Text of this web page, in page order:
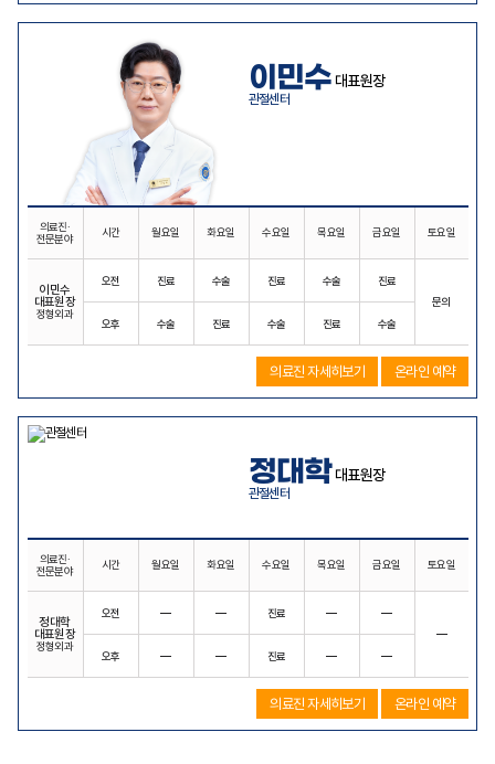
이민수 대표원장
관절센터
의료진·
전문분야
시간 월요일 화요일 수요일 목요일 금요일 토요일
이민수
대표원장
정형외과
오전 진료 수술 진료 수술
진료
문의
오후
수술 진료 수술 진료 수술
의료진 자세히보기 온라인 예약
정대학대표원장
관절센터
의료진·
전문분야
시간 월요일 화요일 수요일 목요일 금요일 토요일
정대학
대표원장
정형외과
오전 ― ― 진료 ―
―
―
오후
― ― 진료 ― ―
의료진 자세히보기 온라인 예약